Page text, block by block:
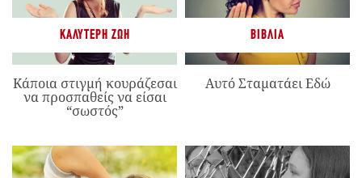
ΚΑΛΎΤΕΡΗ ΖΩΉ
Κάποια στιγμή κουράζεσαι
να προσπαθείς να είσαι
“σωστός”
ΒΙΒΛΊΑ
Αυτό Σταματάει Εδώ